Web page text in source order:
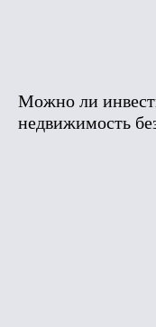
Можно ли
недвижимость